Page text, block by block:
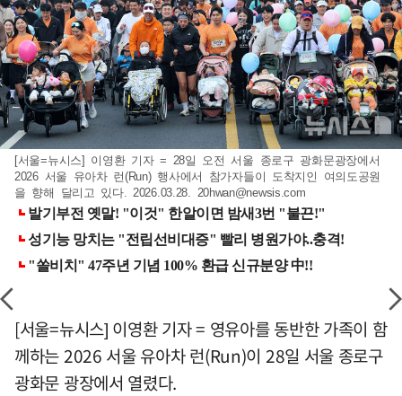
[서울=뉴시스] 이영환 기자 = 28일 오전 서울 종로구 광화문광장에서
2026 서울 유아차 런(Run) 행사에서 참가자들이 도착지인 여의도공원
을 향해 달리고 있다. 2026.03.28. 20hwan@newsis.com
[서울=뉴시스] 이영환 기자 = 영유아를 동반한 가족이 함
께하는 2026 서울 유아차 런(Run)이 28일 서울 종로구
광화문 광장에서 열렸다.